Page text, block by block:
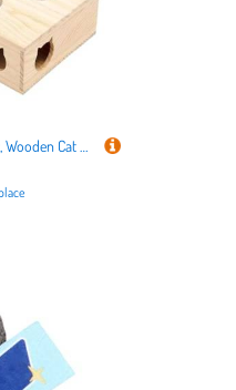
Gungtj Interactive Cat Toy, Wooden Cat Toy, Cat Toy, Cat Catching Toy, Pop and Play Cat Toy, Kitten Interactive Toy, Indoor Cat Toy, Cat Activity Toy, Toy for Cats, Cat Toy for Ki